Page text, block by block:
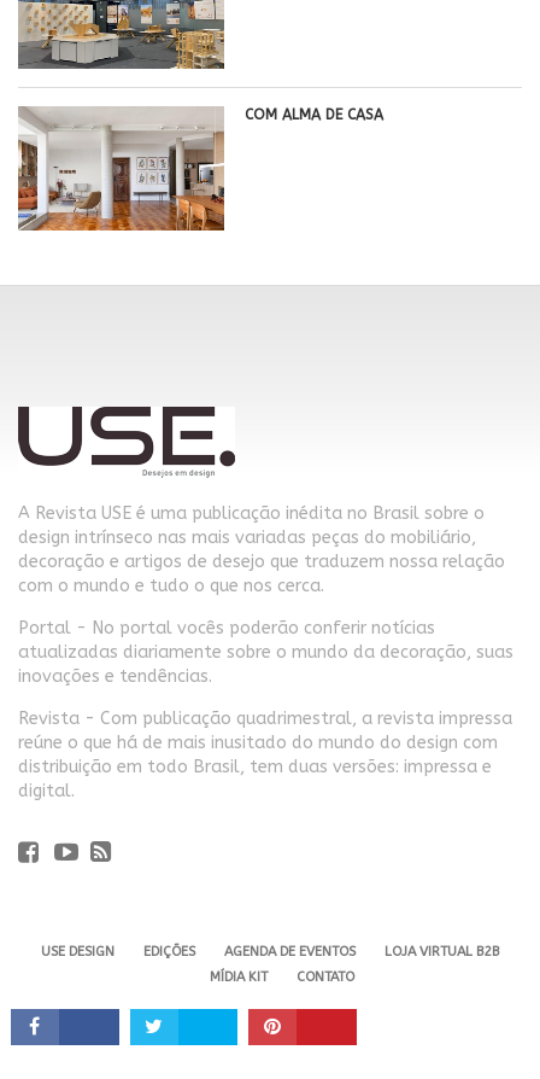
COM ALMA DE CASA
A Revista USE é uma publicação inédita no Brasil sobre o
design intrínseco nas mais variadas peças do mobiliário,
decoração e artigos de desejo que traduzem nossa relação
com o mundo e tudo o que nos cerca.
Portal - No portal vocês poderão conferir notícias
atualizadas diariamente sobre o mundo da decoração, suas
inovações e tendências.
Revista - Com publicação quadrimestral, a revista impressa
reúne o que há de mais inusitado do mundo do design com
distribuição em todo Brasil, tem duas versões: impressa e
digital.
USE DESIGN EDIÇÕES AGENDA DE EVENTOS
LOJA VIRTUAL B2B
MÍDIA KIT
CONTATO
Revista USE. 2024 - Todos os direitos reservados.